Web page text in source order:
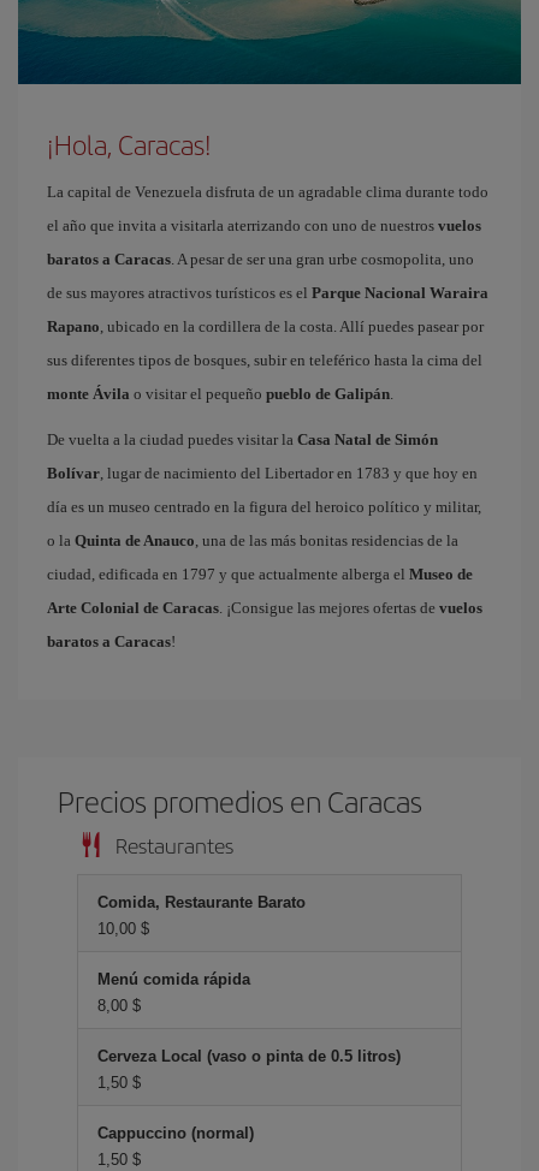
¡Hola, Caracas!
La capital de Venezuela disfruta de un agradable clima durante todo
el año que invita a visitarla aterrizando con uno de nuestros vuelos
baratos a Caracas. A pesar de ser una gran urbe cosmopolita, uno
de sus mayores atractivos turísticos es el Parque Nacional Waraira
Rapano, ubicado en la cordillera de la costa. Allí puedes pasear por
sus diferentes tipos de bosques, subir en teleférico hasta la cima del
monte Ávila o visitar el pequeño pueblo de Galipán.
De vuelta a la ciudad puedes visitar la Casa Natal de Simón
Bolívar, lugar de nacimiento del Libertador en 1783 y que hoy en
día es un museo centrado en la figura del heroico político y militar,
o la Quinta de Anauco, una de las más bonitas residencias de la
ciudad, edificada en 1797 y que actualmente alberga el Museo de
Arte Colonial de Caracas. ¡Consigue las mejores ofertas de vuelos
baratos a Caracas!
Precios promedios en Caracas
Restaurantes
Comida, Restaurante Barato
10,00 $
Menú comida rápida
8,00 $
Cerveza Local (vaso o pinta de 0.5 litros)
1,50 $
Cappuccino (normal)
1,50 $